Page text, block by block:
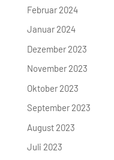
Februar 2024
Januar 2024
Dezember 2023
November 2023
Oktober 2023
September 2023
August 2023
Juli 2023